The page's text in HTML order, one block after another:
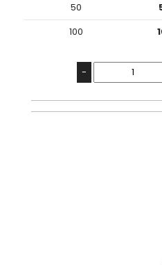
50
100
-